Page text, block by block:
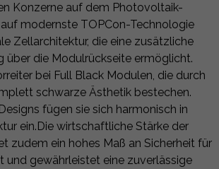
Konzerne auf dem Photovoltaik-
modernste TOPCon-Technologie
Zellarchitektur, die eine zusätzliche
über die Modulrückseite ermöglicht.
bei Full Black Modulen, die durch
schwarze Ästhetik bestechen.
fügen sie sich harmonisch in
ein.Die wirtschaftliche Stärke der
zudem ein hohes Maß an Sicherheit für
und gewährleistet eine zuverlässige